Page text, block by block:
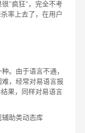
"疯狂"，完全不考
率上去了，在用户
。由于语言不通，
，经常对易语言报
果，同样对易语言
助类动态库